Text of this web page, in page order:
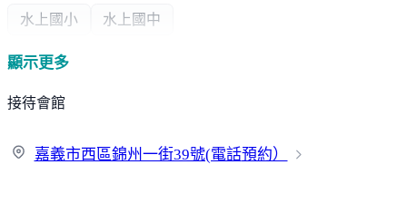
水上國小 水上國中
公共建設
圖書館
超商/賣場
顯示更多
接待會館
嘉義市西區錦州一街39號(電話預約）